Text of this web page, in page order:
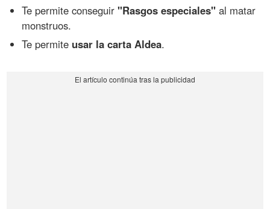
Te permite conseguir"Rasgos especiales" al matar
monstruos.
Te permite usar la carta Aldea.